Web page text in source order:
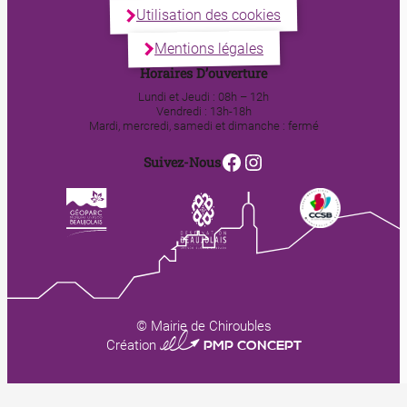
Utilisation des cookies
Mentions légales
Horaires D’ouverture
Lundi et Jeudi : 08h – 12h
Vendredi : 13h-18h
Mardi, mercredi, samedi et dimanche : fermé
Suivez-NousFacebook
Instagram
© Mairie de Chiroubles
Création 0123 PMP CONCEPT